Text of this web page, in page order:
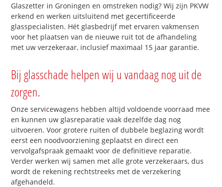
Glaszetter in Groningen en omstreken nodig? Wij zijn PKVW
erkend en werken uitsluitend met gecertificeerde
glasspecialisten. Hét glasbedrijf met ervaren vakmensen
voor het plaatsen van de nieuwe ruit tot de afhandeling
met uw verzekeraar, inclusief maximaal 15 jaar garantie.
Bij glasschade helpen wij u vandaag nog uit de
zorgen.
Onze servicewagens hebben altijd voldoende voorraad mee
en kunnen uw glasreparatie vaak dezelfde dag nog
uitvoeren. Voor grotere ruiten of dubbele beglazing wordt
eerst een noodvoorziening geplaatst en direct een
vervolgafspraak gemaakt voor de definitieve reparatie.
Verder werken wij samen met alle grote verzekeraars, dus
wordt de rekening rechtstreeks met de verzekering
afgehandeld.